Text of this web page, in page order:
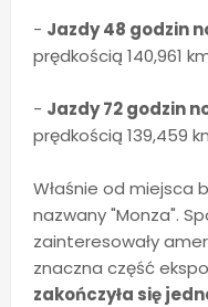
- Jazdy 48 godzin
prędkością 140,961
- Jazdy 72 godzin
prędkością 139,459
Właśnie od miejsca
nazwany "Monza".
zainteresowały
znaczna część
zakończyła się